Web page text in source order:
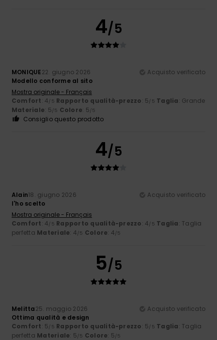
4/5
MONIQUE22. giugno 2026
Acquisto verificato
Modello conforme al sito
Mostra originale - Français
Comfort: 4/5 Rapporto qualità-prezzo: 5/5 Taglia: Grande
Materiale: 5/5 Colore: 5/5
Consiglio questo prodotto
4/5
Alain18. giugno 2026
Acquisto verificato
l'ho scelto
Mostra originale - Français
Comfort: 4/5 Rapporto qualità-prezzo: 4/5 Taglia: Taglia
perfetta Materiale: 4/5 Colore: 4/5
5/5
Melitta25. maggio 2026
Acquisto verificato
Ottima qualità e design
Comfort: 5/5 Rapporto qualità-prezzo: 5/5 Taglia: Taglia
perfetta Materiale: 5/5 Colore: 5/5